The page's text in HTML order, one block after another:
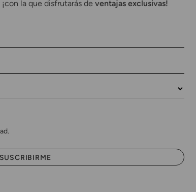
¡con la que disfrutarás de ventajas exclusivas!